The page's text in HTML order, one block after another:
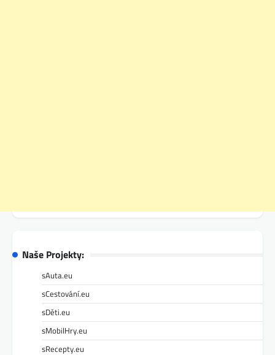
Naše Projekty:
sAuta.eu
sCestování.eu
sDěti.eu
sMobilHry.eu
sRecepty.eu